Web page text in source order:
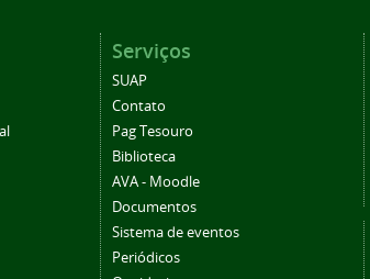
Serviços
SUAP
Contato
Pag Tesouro
Biblioteca
AVA - Moodle
Documentos
Sistema de eventos
Periódicos